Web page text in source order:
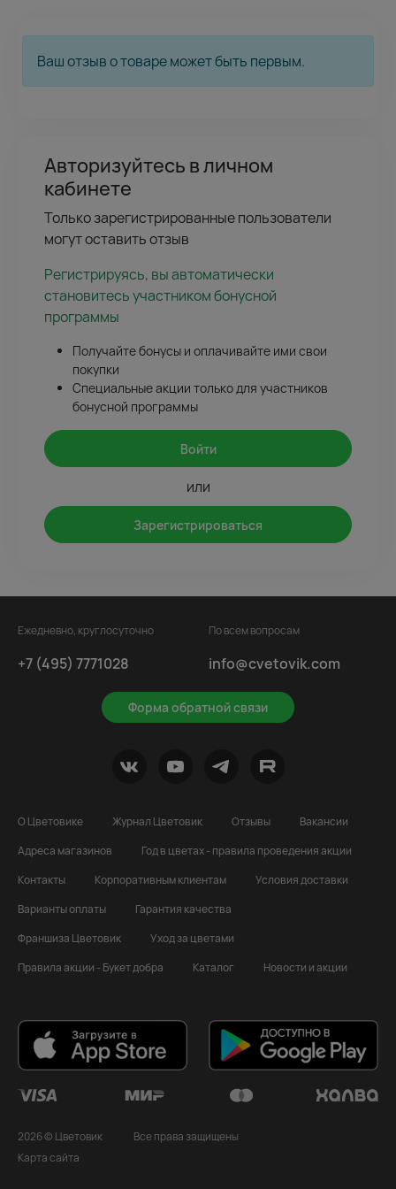
Ваш отзыв о товаре может быть первым.
Авторизуйтесь в личном
кабинете
Только зарегистрированные пользователи
могут оставить отзыв
Регистрируясь, вы автоматически
становитесь участником бонусной
программы
Получайте бонусы и оплачивайте ими свои
покупки
Специальные акции только для участников
бонусной программы
Войти
или
Зарегистрироваться
Ежедневно, круглосуточно
+7 (495) 7771028
Форма обратной связи
По всем вопросам
info@cvetovik.com
О Цветовике Журнал Цветовик Отзывы
Вакансии
Адреса магазинов
Год в цветах - правила проведения акции
Контакты
Корпоративным клиентам
Условия доставки
Варианты оплаты
Гарантия качества
Франшиза Цветовик
Уход за цветами
Правила акции - Букет добра
Каталог Новости и акции
2026 © Цветовик
Все права защищены
Карта сайта